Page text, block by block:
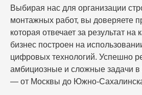
Выбирая нас для организации
монтажных работ, вы доверяете
которая отвечает за результат
бизнес построен на
цифровых технологий. Успешно
амбициозные и сложные задачи в
— от Москвы до Южно-